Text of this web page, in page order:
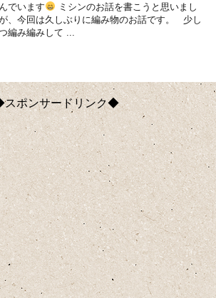
でいます
ミシンのお話を書こうと思いまし
、今回は久しぶりに編み物のお話です。 少し
編み編みして ...
ポンサードリンク◆